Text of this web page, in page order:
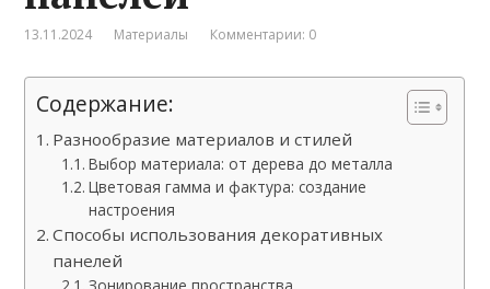
13.11.2024 Материалы Комментарии: 0
Содержание:
Разнообразие материалов и стилей
Выбор материала: от дерева до металла
Цветовая гамма и фактура: создание
настроения
Способы использования декоративных
панелей